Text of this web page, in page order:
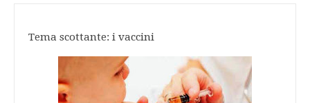
Tema scottante: i vaccini